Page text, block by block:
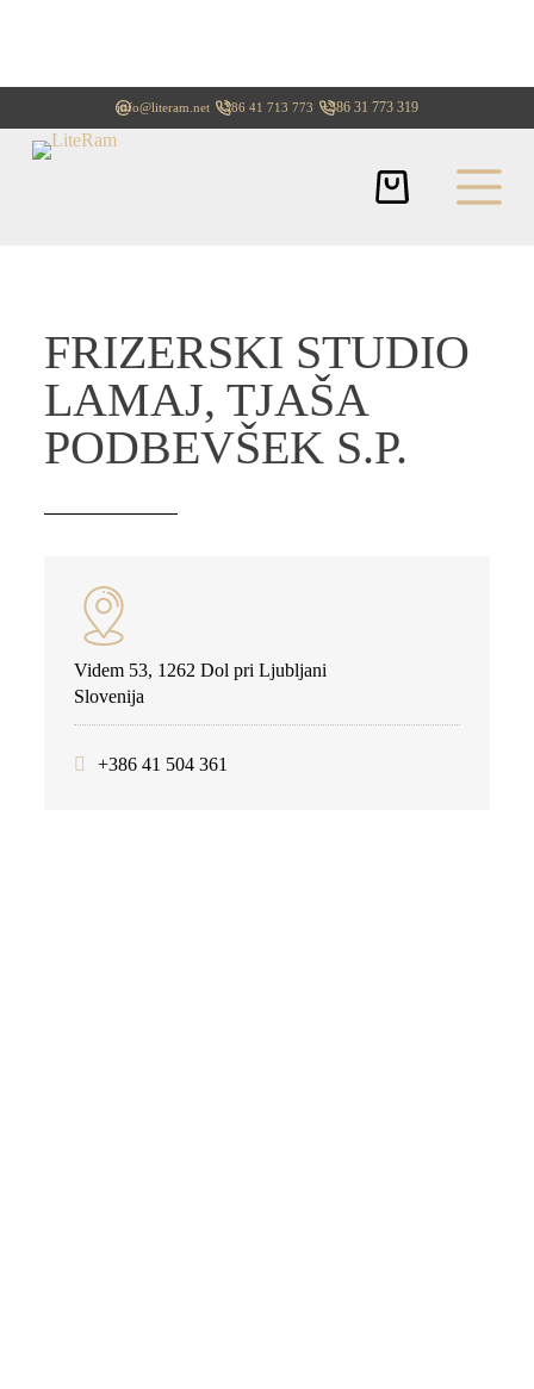
info@literam.net +386 41 713 773 +386 31 773 319
FRIZERSKI STUDIO
LAMAJ, TJAŠA
PODBEVŠEK S.P.
Videm 53, 1262 Dol pri Ljubljani
Slovenija
+386 41 504 361